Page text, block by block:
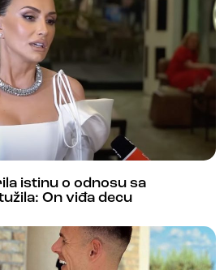
istinu o odnosu sa
On viđa decu